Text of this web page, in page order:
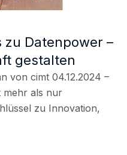
zu Datenpower –
gestalten
von cimt 04.12.2024 –
mehr als nur
zu Innovation,